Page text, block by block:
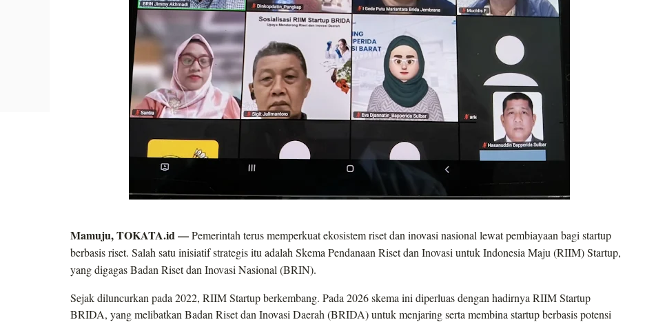
Mamuju, TOKATA.id —Pemerintah terus memperkuat ekosistem riset dan inovasi nasional lewat pembiayaan bagi startup
berbasis riset. Salah satu inisiatif strategis itu adalah Skema Pendanaan Riset dan Inovasi untuk Indonesia Maju (RIIM) Startup,
yang digagas Badan Riset dan Inovasi Nasional (BRIN).
Sejak diluncurkan pada 2022, RIIM Startup berkembang. Pada 2026 skema ini diperluas dengan hadirnya RIIM Startup
BRIDA, yang melibatkan Badan Riset dan Inovasi Daerah (BRIDA) untuk menjaring serta membina startup berbasis potensi